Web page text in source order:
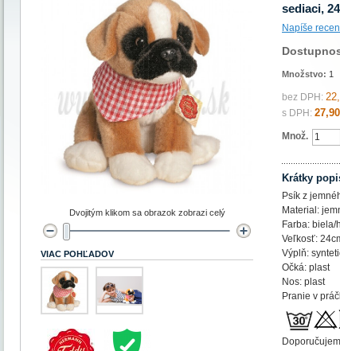
sediaci,
Napíše
Množstvo: 1
bez DPH:
s DPH:
Množ.
Krátky
Psík z
Material:
Farba:
Veľkosť:
Výplň:
Očká: plast
Nos: plast
Pranie v
Dvojitým klikom sa obrazok zobrazi celý
VIAC POHĽADOV